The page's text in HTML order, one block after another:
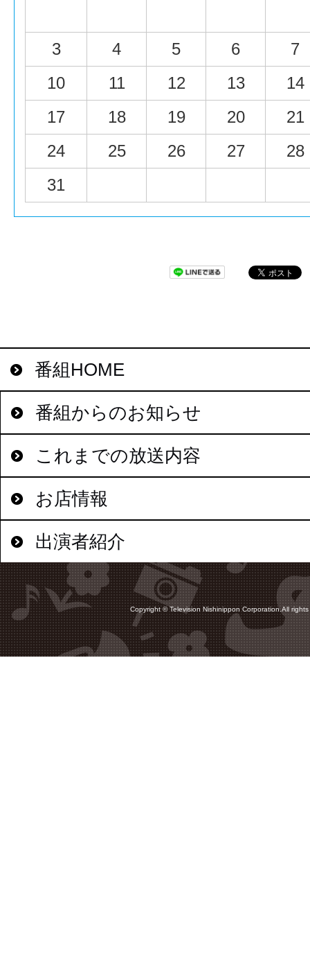
3 4 5 6
7
10
11 12 13
14
17
18 19 20
21
24
25 26 27
28
31
番組HOME
番組からのお知らせ
これまでの放送内容
お店情報
出演者紹介
Copyright © Television Nishinippon Corporation.All